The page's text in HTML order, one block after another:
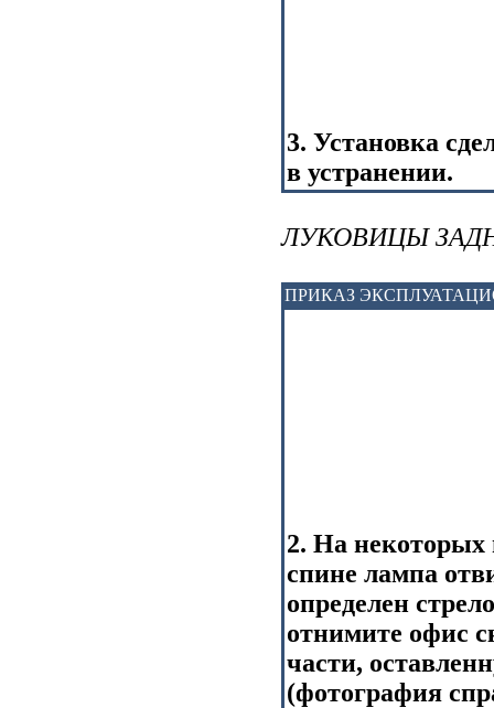
3. Установка
в устранении.
ЛУКОВИЦЫ
ПРИКАЗ
2. На некоторых
спине лампа
определен
отнимите офис
части,
(фотография